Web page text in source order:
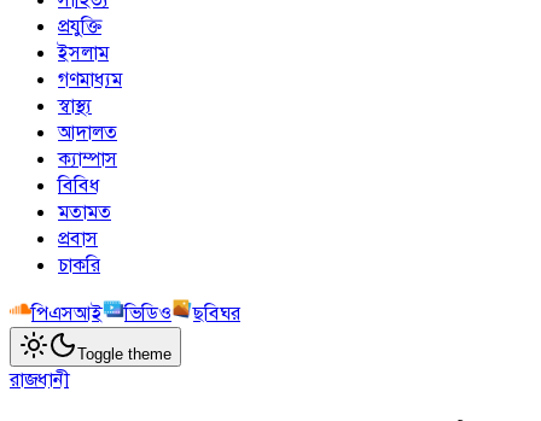
প্রযুক্তি
ইসলাম
গণমাধ্যম
স্বাস্থ্য
আদালত
ক্যাম্পাস
বিবিধ
মতামত
প্রবাস
চাকরি
পিএসআই
ভিডিও ছবিঘর
Toggle theme
রাজধানী